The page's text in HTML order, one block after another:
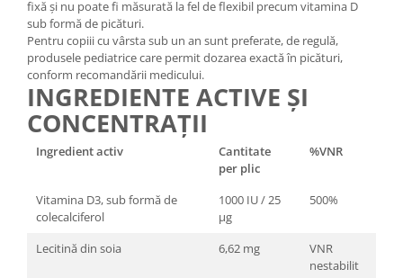
fixă și nu poate fi măsurată la fel de flexibil precum vitamina D
sub formă de picături.
Pentru copiii cu vârsta sub un an sunt preferate, de regulă,
produsele pediatrice care permit dozarea exactă în picături,
conform recomandării medicului.
INGREDIENTE ACTIVE ȘI
CONCENTRAȚII
Ingredient activ
Cantitate
per plic
%VNR
Vitamina D3, sub formă de
colecalciferol
1000 IU / 25
µg
500%
Lecitină din soia 6,62 mg
VNR
nestabilit